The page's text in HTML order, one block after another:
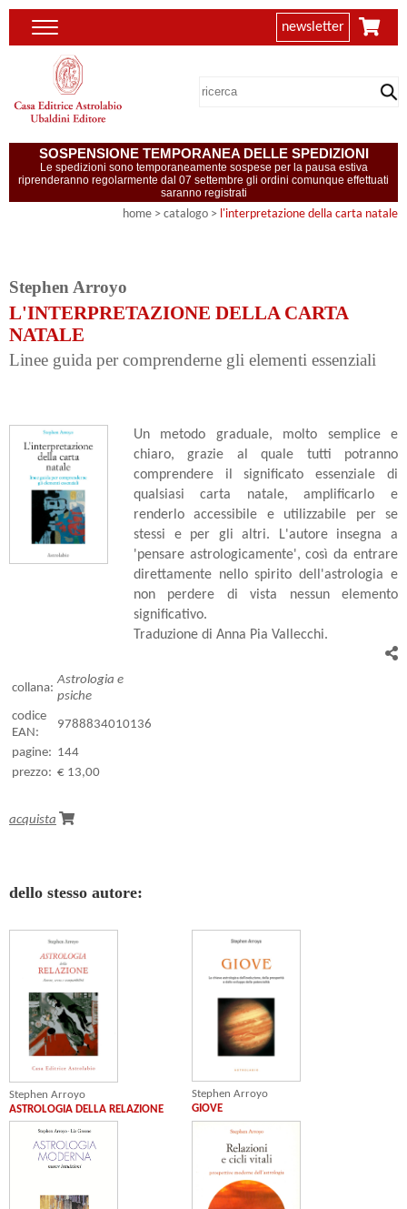
newsletter
SOSPENSIONE TEMPORANEA DELLE SPEDIZIONI
Le spedizioni sono temporaneamente sospese per la pausa estiva
riprenderanno regolarmente dal 07 settembre gli ordini comunque effettuati
saranno registrati
home > catalogo > l'interpretazione della carta natale
Stephen Arroyo
L'INTERPRETAZIONE DELLA CARTA
NATALE
Linee guida per comprenderne gli elementi essenziali
Un metodo graduale, molto semplice e
chiaro, grazie al quale tutti potranno
comprendere il significato essenziale di
qualsiasi carta natale, amplificarlo e
renderlo accessibile e utilizzabile per se
stessi e per gli altri. L'autore insegna a
'pensare astrologicamente', così da entrare
direttamente nello spirito dell'astrologia e
non perdere di vista nessun elemento
significativo.
Traduzione di Anna Pia Vallecchi.
collana:
Astrologia e
psiche
codice
EAN:
9788834010136
pagine: 144
prezzo: € 13,00
acquista
dello stesso autore:
Stephen Arroyo
ASTROLOGIA DELLA RELAZIONE
Stephen Arroyo
GIOVE